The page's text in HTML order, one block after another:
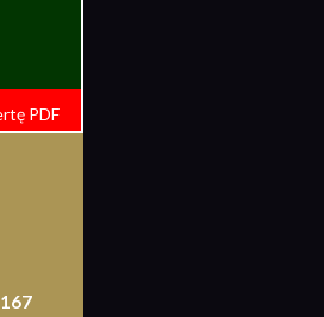
PDF